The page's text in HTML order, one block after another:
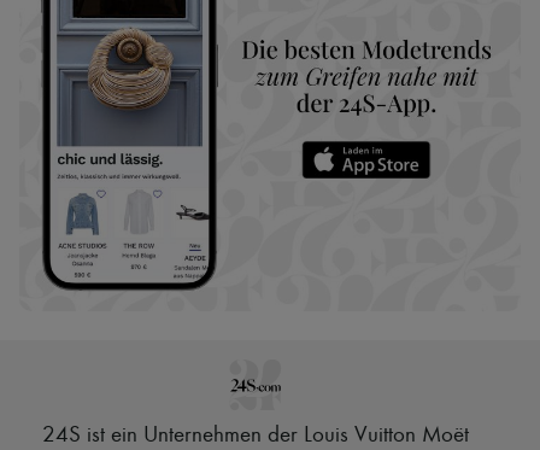
24S ist ein Unternehmen der Louis Vuitton Moët